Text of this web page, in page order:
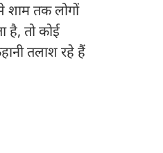
शाम तक लोगों
है, तो कोई
तलाश रहे हैं